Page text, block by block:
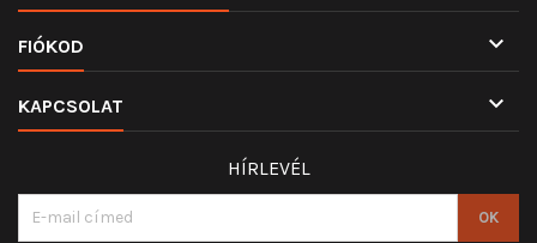
FIÓKOD 
KAPCSOLAT 
HÍRLEVÉL